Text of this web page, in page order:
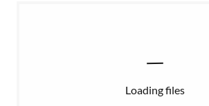
Loading files